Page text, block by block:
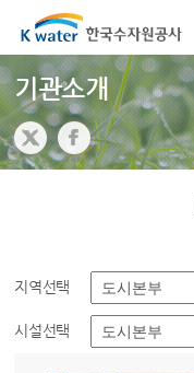
기관소개
지역선택
시설선택